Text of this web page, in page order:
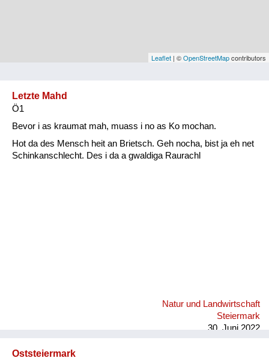
Vorarlberg
Natur und Landwirtschaft
Fluchen und Reden
Leaflet | ©OpenStreetMapcontributors
Letzte Mahd
Ö1
Bevor i as kraumat mah, muass i no as Ko mochan.
Hot da des Mensch heit an Brietsch. Geh nocha, bist ja eh net
Schinkanschlecht. Des i da a gwaldiga Raurachl
Natur und Landwirtschaft
Steiermark
30. Juni 2022
Oststeiermark